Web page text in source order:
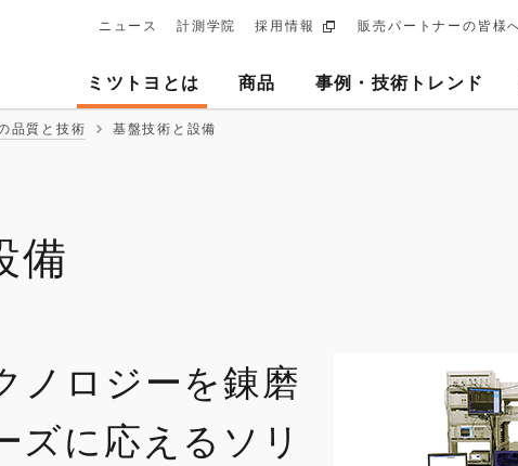
Secondary
Navigation
ミツトヨとは 商品 事例・技術トレンド
ニュース 計測学院 採用情報 販売パートナーの皆様
品質と技術 基盤技術と設備
備
ノロジーを錬磨
ズに応えるソリ